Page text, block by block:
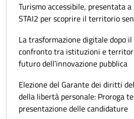
Turismo accessibile, presentata
STAI2 per scoprire il territorio
La trasformazione digitale dopo il
confronto tra istituzioni e
futuro dell’innovazione pubblica
Elezione del Garante dei diritti
della libertà personale: Proroga
presentazione delle candidature